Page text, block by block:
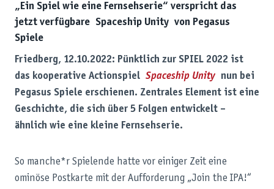
„Ein Spiel wie eine Fernsehserie“ verspricht das
jetzt verfügbare Spaceship Unity von Pegasus
Spiele
Friedberg, 12.10.2022: Pünktlich zur SPIEL 2022 ist
das kooperative Actionspiel Spaceship Unitynun bei
Pegasus Spiele erschienen. Zentrales Element ist eine
Geschichte, die sich über 5 Folgen entwickelt –
ähnlich wie eine kleine Fernsehserie.
So manche*r Spielende hatte vor einiger Zeit eine
ominöse Postkarte mit der Aufforderung „Join the IPA!“